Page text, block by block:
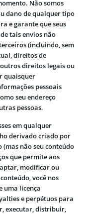
Não somos
dano de qualquer tipo
e garante que seus
tais envios não
(incluindo, sem
direitos de
direitos legais ou
quaisquer
pessoais
seu endereço
pessoas.
em qualquer
derivado criado por
não seu conteúdo
que permite aos
modificar ou
você nos
uma licença
e perpétuos para
executar, distribuir,